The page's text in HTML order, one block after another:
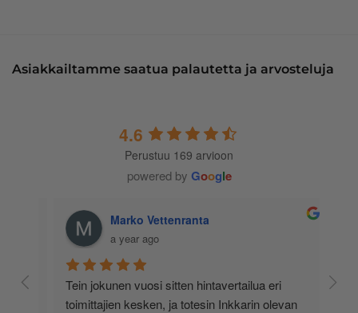
Asiakkailtamme saatua palautetta ja arvosteluja
4.6
Perustuu 169 arvioon
powered by Google
Marko Vettenranta
a year ago
Tein jokunen vuosi sitten hintavertailua eri
toimittajien kesken, ja totesin Inkkarin olevan